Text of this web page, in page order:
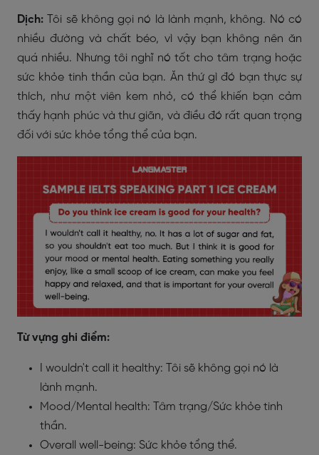
Dịch:
Tôi sẽ không gọi nó là lành mạnh, không. Nó có
nhiều đường và chất béo, vì vậy bạn không nên ăn
quá nhiều. Nhưng tôi nghĩ nó tốt cho tâm trạng hoặc
sức khỏe tinh thần của bạn. Ăn thứ gì đó bạn thực sự
thích, như một viên kem nhỏ, có thể khiến bạn cảm
thấy hạnh phúc và thư giãn, và điều đó rất quan trọng
đối với sức khỏe tổng thể của bạn.
Từ vựng ghi điểm:
I wouldn't call it healthy: Tôi sẽ không gọi nó là
lành mạnh.
Mood/Mental health: Tâm trạng/Sức khỏe tinh
thần.
Overall well-being: Sức khỏe tổng thể.